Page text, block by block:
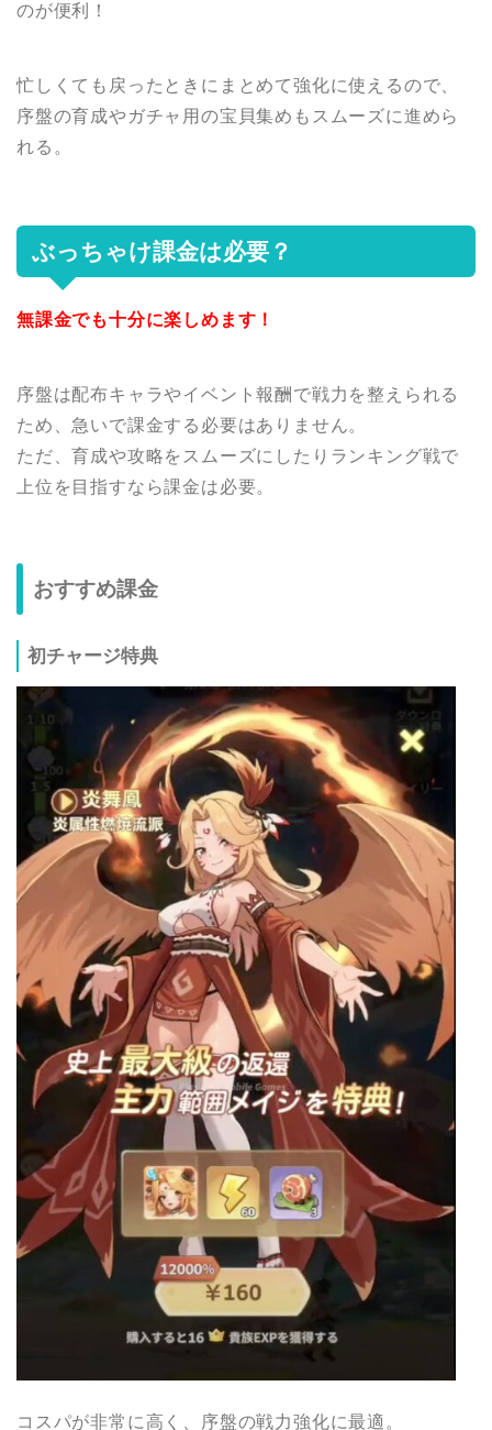
のが便利！
忙しくても戻ったときにまとめて強化に使えるので、
序盤の育成やガチャ用の宝貝集めもスムーズに進めら
れる。
ぶっちゃけ課金は必要？
無課金でも十分に楽しめます！
序盤は配布キャラやイベント報酬で戦力を整えられる
ため、急いで課金する必要はありません。
ただ、育成や攻略をスムーズにしたりランキング戦で
上位を目指すなら課金は必要。
おすすめ課金
初チャージ特典
コスパが非常に高く、序盤の戦力強化に最適。